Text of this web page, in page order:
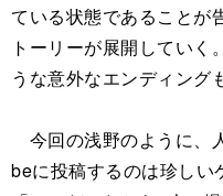
ている状態であることが
トーリーが展開していく
うな意外なエンディング
今回の浅野のように、
beに投稿するのは珍しい